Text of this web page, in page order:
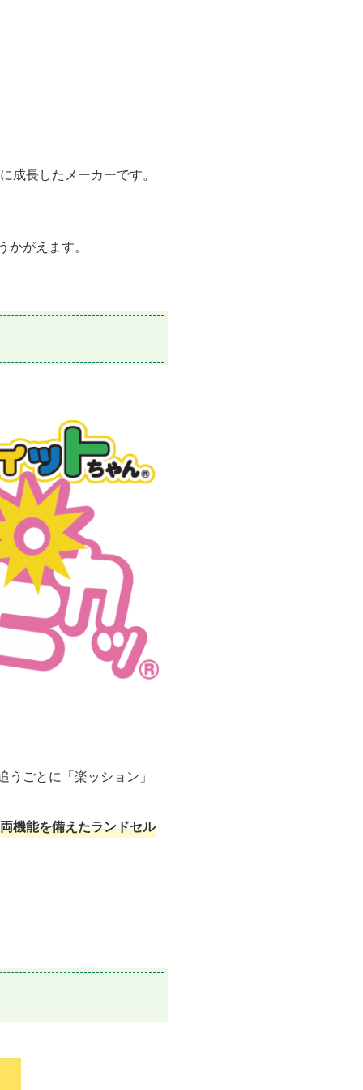
成長したメーカーです。
かがえます。
うごとに「楽ッション」
機能を備えたランドセル